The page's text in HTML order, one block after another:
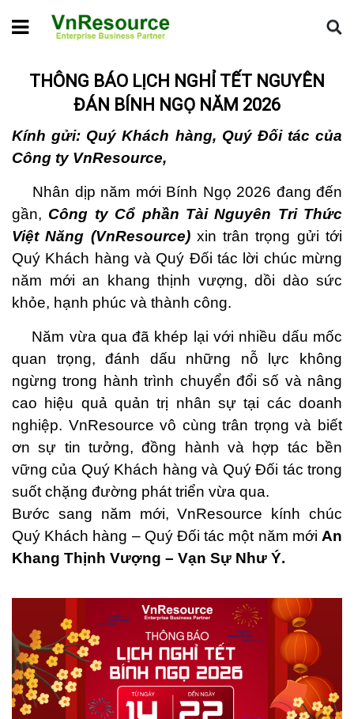
Home Hoạt động VnResource
Nguyên Đán Bính Ngọ Năm 2026
THÔNG BÁO LỊCH NGHỈ TẾT NGUYÊN
ĐÁN BÍNH NGỌ NĂM 2026
Kính gửi: Quý Khách hàng, Quý Đối tác của
Công ty VnResource,
Nhân dịp năm mới Bính Ngọ 2026 đang đến
gần, Công ty Cổ phần Tài Nguyên Tri Thức
Việt Năng (VnResource)xin trân trọng gửi tới
Quý Khách hàng và Quý Đối tác lời chúc mừng
năm mới an khang thịnh vượng, dồi dào sức
khỏe, hạnh phúc và thành công.
Năm vừa qua đã khép lại với nhiều dấu mốc
quan trọng, đánh dấu những nỗ lực không
ngừng trong hành trình chuyển đổi số và nâng
cao hiệu quả quản trị nhân sự tại các doanh
nghiệp. VnResource vô cùng trân trọng và biết
ơn sự tin tưởng, đồng hành và hợp tác bền
vững của Quý Khách hàng và Quý Đối tác trong
suốt chặng đường phát triển vừa qua.
Bước sang năm mới, VnResource kính chúc
Quý Khách hàng – Quý Đối tác một năm mới An
Khang Thịnh Vượng – Vạn Sự Như Ý.